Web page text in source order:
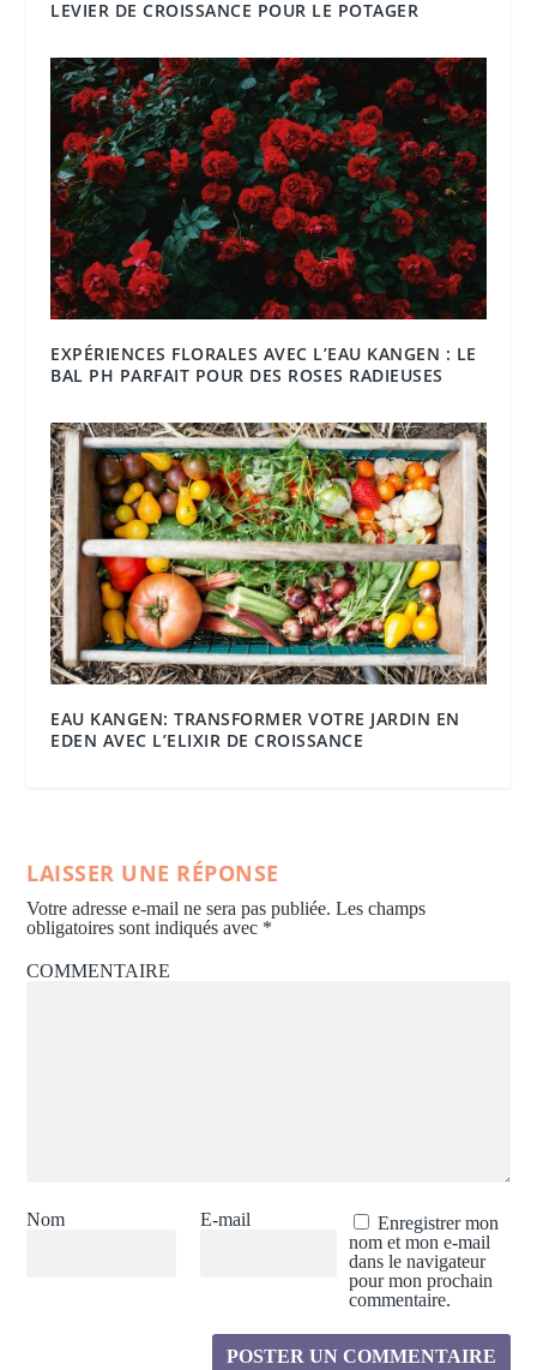
LEVIER DE CROISSANCE POUR LE POTAGER
EXPÉRIENCES FLORALES AVEC L’EAU KANGEN : LE
BAL PH PARFAIT POUR DES ROSES RADIEUSES
EAU KANGEN: TRANSFORMER VOTRE JARDIN EN
EDEN AVEC L’ELIXIR DE CROISSANCE
LAISSER UNE RÉPONSE
Votre adresse e-mail ne sera pas publiée. Les champs
obligatoires sont indiqués avec *
COMMENTAIRE
Nom E-mail
Enregistrer mon
nom et mon e-mail
dans le navigateur
pour mon prochain
commentaire.